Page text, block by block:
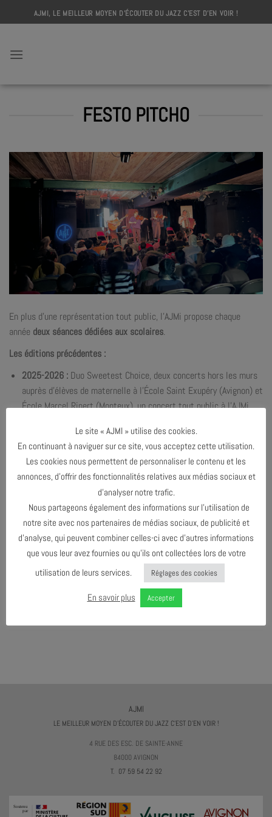
to
AJMI, LE MEILLEUR MOYEN D'ÉCOUTER DU JAZZ C'EST D'EN VOIR !
FESTO PITCHO
En plus d’une représentation tout public, l’AJMi propose chaque
année deux séances dédiées aux scolaires.
Les éditions précédentes :
2025-2026 :Duo Sweetest Choice, deux concerts hors les murs
auprès d’élèves de maternelle à l’École Saint Exupéry (Avignon) et
École Marcel Ripert (Monteux), un concert tout public à l’AJMi
À la Poursuite du crin ! (Compagnie Zenzika),
représentation scolaire avec l’École primaire et maternelle des
Grands Cyprès et l’École primaire Persil Pouzaraque, un concert
tout public à l’AJMi
2023-2024 :
Baby Jotax, représentation scolaire avec un groupe
d’enfants de la Crêche du Centre Hospitalier de Montfavet et de
l’Association Petit Jardin
AJMI
LE MEILLEUR MOYEN D'ÉCOUTER DU JAZZ C'EST D'EN VOIR !
4 RUE DES ESC. DE SAINTE-ANNE
84000 AVIGNON
T. 07 59 54 22 92
Le site « AJMI » utilise des cookies.
En continuant à naviguer sur ce site, vous acceptez cette utilisation.
Les cookies nous permettent de personnaliser le contenu et les
annonces, d’offrir des fonctionnalités relatives aux médias sociaux et
d’analyser notre trafic.
Nous partageons également des informations sur l’utilisation de
notre site avec nos partenaires de médias sociaux, de publicité et
d’analyse, qui peuvent combiner celles-ci avec d’autres informations
que vous leur avez fournies ou qu’ils ont collectées lors de votre
utilisation de leurs services.
Réglages des cookies
En savoir plus Accepter